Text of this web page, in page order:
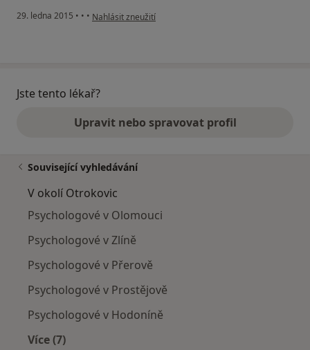
29. ledna 2015 • • • podle názoru uživatele Váš účet byl odstraněn
Nahlásit zneužití
Jste tento lékař?
Upravit nebo spravovat profil
Související vyhledávání
V okolí Otrokovic
Psychologové v Olomouci
Psychologové v Zlíně
Psychologové v Přerově
Psychologové v Prostějově
Psychologové v Hodoníně
Více (7)